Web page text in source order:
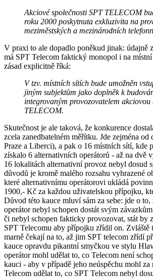
Akciové společnosti SPT TELECOM
roku 2000 poskytnuta exkluzivita na
meziměstských a mezinárodních
V praxi to ale dopadlo poněkud jinak: údajně
má SPT Telecom faktický monopol i na
zásad explicitně říká:
V tzv. místních sítích bude umožněn
jiným subjektům jako doplněk k
integrovaným provozovatelem akciovou
TELECOM.
Skutečnost je ale taková, že konkurence
zcela zanedbatelném měřítku. Jde zejména
Praze a Liberci), a pak o 16 místních sítí, kde
získalo 6 alternativních operátorů - až na dvě
16 lokalitách alternativní provoz nebyl dosud
důvodů je kromě malého rozsahu vyhrazené
které alternativnímu operátorovi ukládá
1900,- Kč za každou uživatelskou přípojku,
Důvod této kauce mluví sám za sebe: jde o
operátor nebyl schopen dostát svým
či nebyl schopen fakticky provozovat, stát by
SPT Telecomu aby přípojku zřídil on. Zvláště
marně čekají na to, až jim SPT telecom zřídí
kauce opravdu pikantní smyčkou ve stylu
operátor mohl udělat to, co Telecom není
kauci - aby v případě jeho neúspěchu mohl za
Telecom udělat to, co SPT Telecom nebyl